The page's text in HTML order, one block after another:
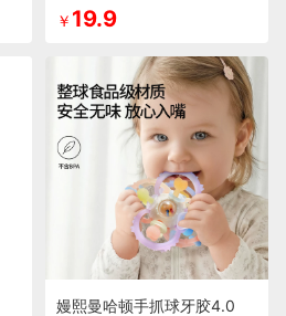
￥ 19.9
嫚熙曼哈顿手抓球牙胶4.0